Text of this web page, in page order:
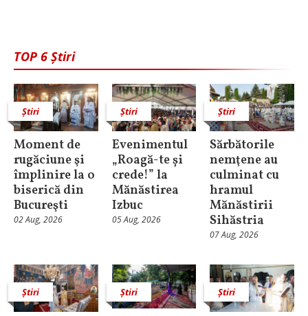
TOP 6 Știri
Știri
Moment de
rugăciune şi
împlinire la o
biserică din
Bucureşti
02 Aug, 2026
Știri
Evenimentul
„Roagă-te și
crede!” la
Mănăstirea
Izbuc
05 Aug, 2026
Știri
Sărbătorile
nemţene au
culminat cu
hramul
Mănăstirii
Sihăstria
07 Aug, 2026
Știri Știri Știri